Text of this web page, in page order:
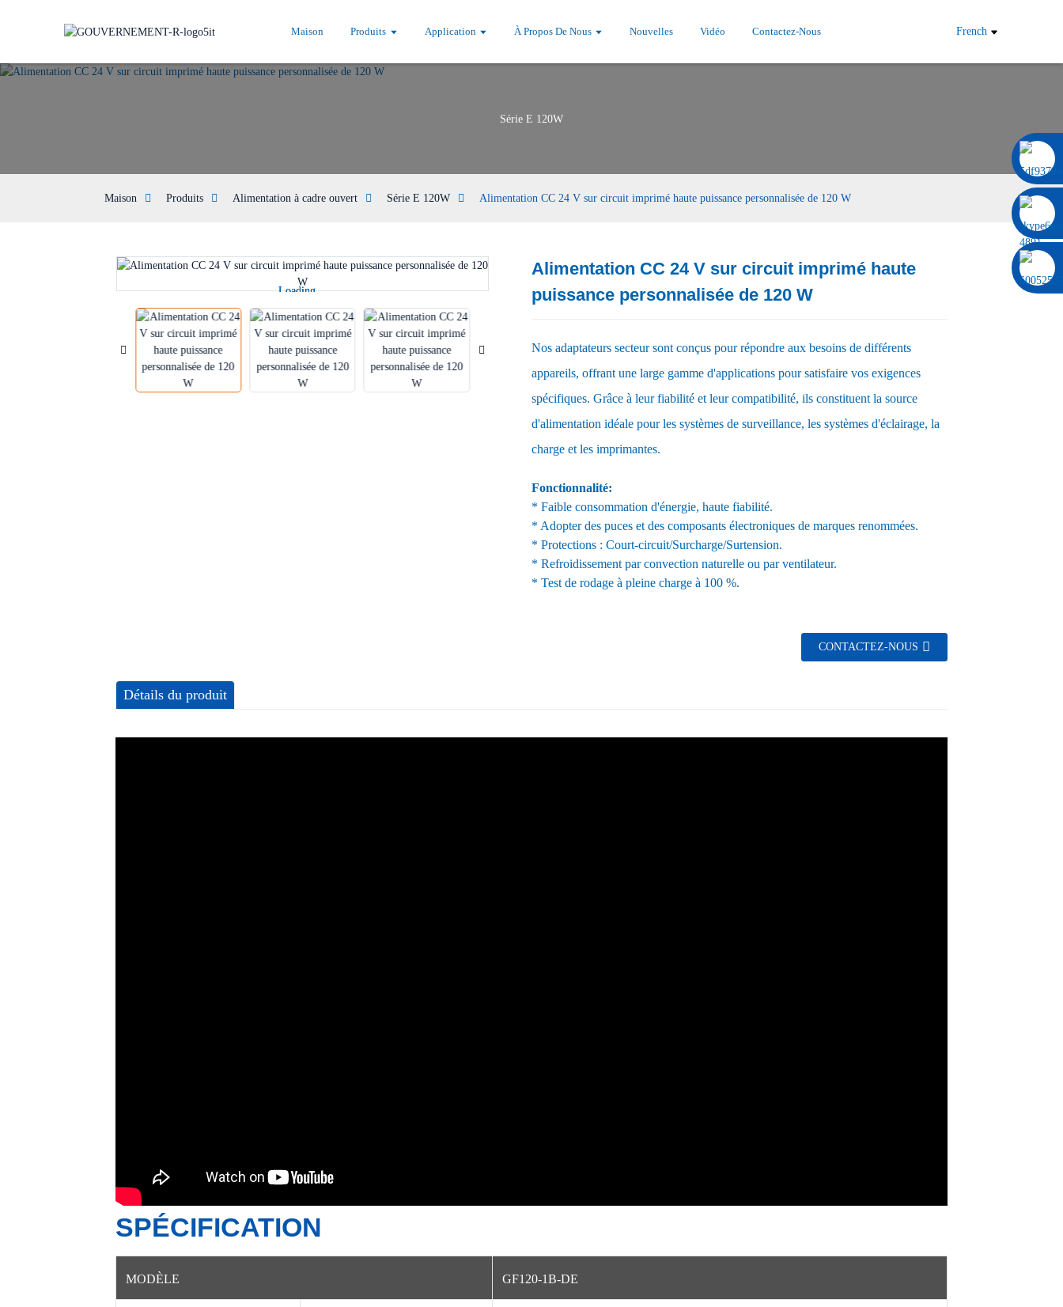
Maison Produits Application À Propos De Nous Nouvelles Vidéo Contactez-Nous French
Série E 120W
Maison Produits Alimentation à cadre ouvert Série E 120W Alimentation CC 24 V sur circuit imprimé haute puissance personnalisée de 120 W
Loading...
Loading... Loading...
Loading...
Alimentation CC 24 V sur circuit imprimé haute
puissance personnalisée de 120 W
Nos adaptateurs secteur sont conçus pour répondre aux besoins de différents
appareils, offrant une large gamme d'applications pour satisfaire vos exigences
spécifiques. Grâce à leur fiabilité et leur compatibilité, ils constituent la source
d'alimentation idéale pour les systèmes de surveillance, les systèmes d'éclairage, la
charge et les imprimantes.
Fonctionnalité:
* Faible consommation d'énergie, haute fiabilité.
* Adopter des puces et des composants électroniques de marques renommées.
* Protections : Court-circuit/Surcharge/Surtension.
* Refroidissement par convection naturelle ou par ventilateur.
* Test de rodage à pleine charge à 100 %.
CONTACTEZ-NOUS
Détails du produit
SPÉCIFICATION
MODÈLE GF120-1B-DE